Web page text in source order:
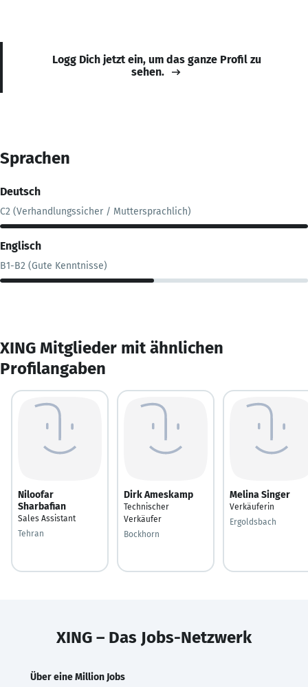
Logg Dich jetzt ein, um das ganze Profil zu
sehen.
Sprachen
Deutsch
C2 (Verhandlungssicher / Muttersprachlich)
Englisch
B1-B2 (Gute Kenntnisse)
XING Mitglieder mit ähnlichen
Profilangaben
Niloofar
Sharbafian
Sales Assistant
Tehran
Dirk Ameskamp
Technischer
Verkäufer
Bockhorn
Melina Singer
Verkäuferin
Ergoldsbach
XING – Das Jobs-Netzwerk
Über eine Million Jobs